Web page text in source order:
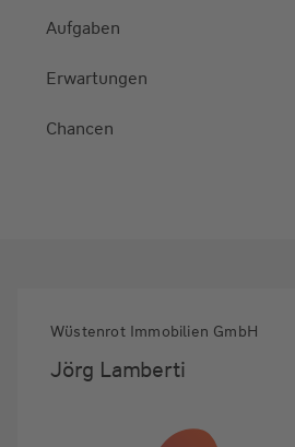
Aufgaben
Erwartungen
Chancen
Wüstenrot Immobilien GmbH
Jörg Lamberti